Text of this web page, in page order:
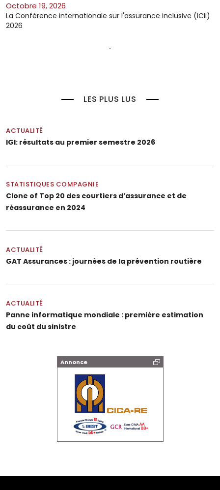
octobre 19, 2026
La Conférence internationale sur l'assurance inclusive (ICII)
2026
LES PLUS LUS
ACTUALITÉ
IGI: résultats au premier semestre 2026
STATISTIQUES COMPAGNIE
Clone of Top 20 des courtiers d’assurance et de
réassurance en 2024
ACTUALITÉ
GAT Assurances : journées de la prévention routière
ACTUALITÉ
Panne informatique mondiale : première estimation
du coût du sinistre
Annonce